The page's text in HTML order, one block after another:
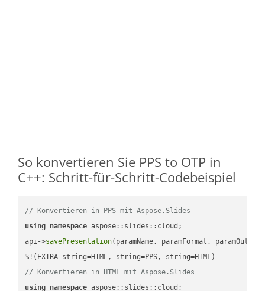
So konvertieren Sie PPS to OTP in
C++: Schritt-für-Schritt-Codebeispiel
// Konvertieren in PPS mit Aspose.Slides
using namespace aspose::slides::cloud;
api->savePresentation(paramName, paramFormat,
// Konvertieren in HTML mit Aspose.Slides
using namespace aspose::slides::cloud;